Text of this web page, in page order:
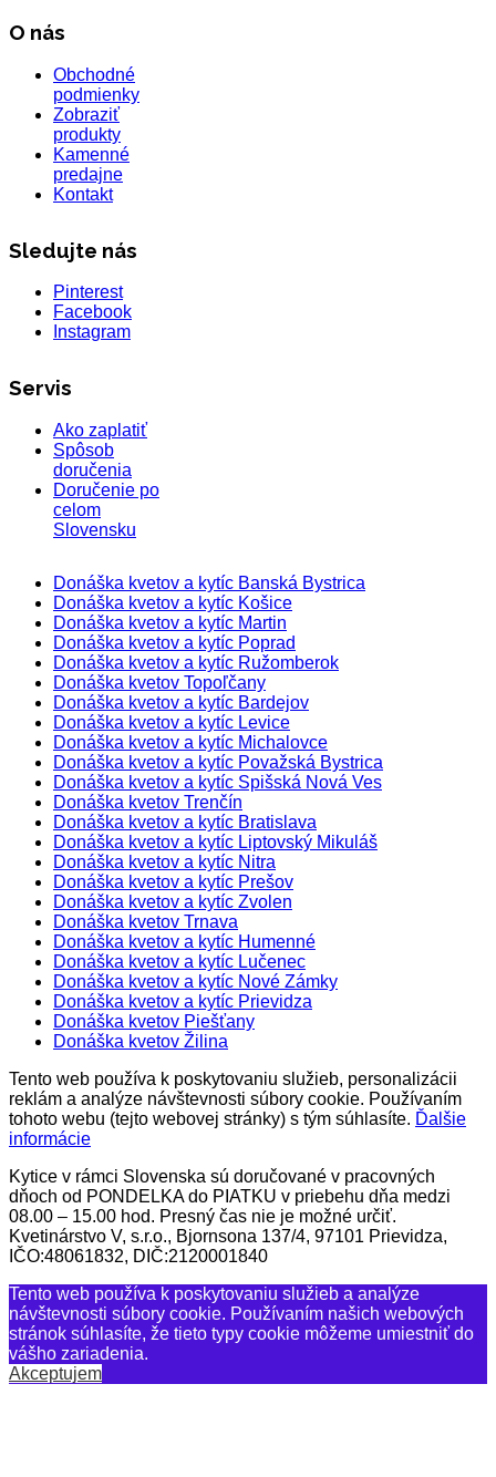
O nás
Obchodné
podmienky
Zobraziť
produkty
Kamenné
predajne
Kontakt
Sledujte nás
Pinterest
Facebook
Instagram
Servis
Ako zaplatiť
Spôsob
doručenia
Doručenie po
celom
Slovensku
Donáška kvetov a kytíc Banská Bystrica
Donáška kvetov a kytíc Košice
Donáška kvetov a kytíc Martin
Donáška kvetov a kytíc Poprad
Donáška kvetov a kytíc Ružomberok
Donáška kvetov Topoľčany
Donáška kvetov a kytíc Bardejov
Donáška kvetov a kytíc Levice
Donáška kvetov a kytíc Michalovce
Donáška kvetov a kytíc Považská Bystrica
Donáška kvetov a kytíc Spišská Nová Ves
Donáška kvetov Trenčín
Donáška kvetov a kytíc Bratislava
Donáška kvetov a kytíc Liptovský Mikuláš
Donáška kvetov a kytíc Nitra
Donáška kvetov a kytíc Prešov
Donáška kvetov a kytíc Zvolen
Donáška kvetov Trnava
Donáška kvetov a kytíc Humenné
Donáška kvetov a kytíc Lučenec
Donáška kvetov a kytíc Nové Zámky
Donáška kvetov a kytíc Prievidza
Donáška kvetov Piešťany
Donáška kvetov Žilina
Tento web používa k poskytovaniu služieb, personalizácii
reklám a analýze návštevnosti súbory cookie. Používaním
tohoto webu (tejto webovej stránky) s tým súhlasíte. Ďalšie
informácie
Kytice v rámci Slovenska sú doručované v pracovných
dňoch od PONDELKA do PIATKU v priebehu dňa medzi
08.00 – 15.00 hod. Presný čas nie je možné určiť.
Kvetinárstvo V, s.r.o., Bjornsona 137/4, 97101 Prievidza,
IČO:48061832, DIČ:2120001840
Tento web používa k poskytovaniu služieb a analýze
návštevnosti súbory cookie. Používaním našich webových
stránok súhlasíte, že tieto typy cookie môžeme umiestniť do
vášho zariadenia.
Akceptujem